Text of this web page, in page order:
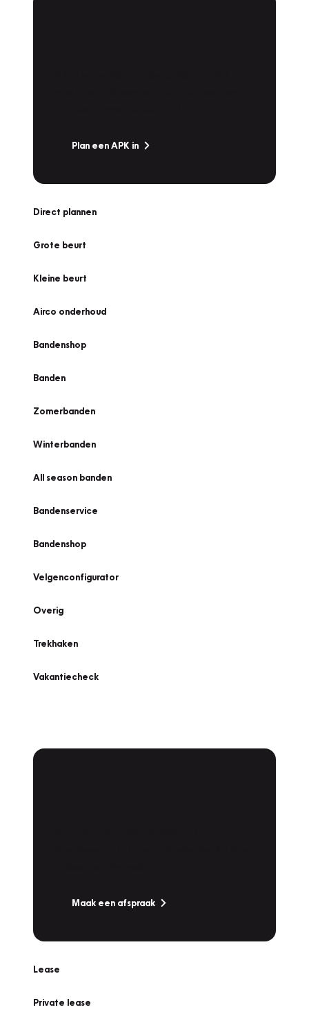
Plan een APK in
Direct plannen
Grote beurt
Kleine beurt
Airco onderhoud
Bandenshop
Banden
Zomerbanden
Winterbanden
All season banden
Bandenservice
Bandenshop
Velgenconfigurator
Overig
Trekhaken
Vakantiecheck
Maak een afspraak
Lease
Private lease